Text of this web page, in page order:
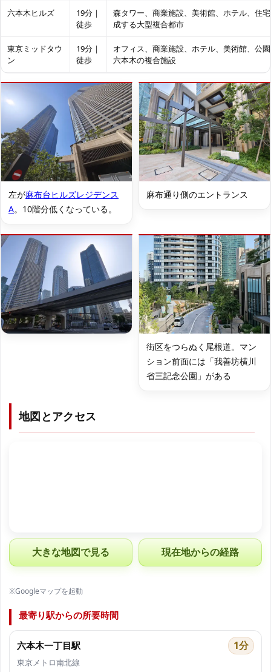
六本木ヒルズ
19分｜
徒歩
森タワー、商業施設、美術館、ホテル、住
成する大型複合都市
東京ミッドタウ
ン
19分｜
徒歩
オフィス、商業施設、ホテル、美術館、公
六本木の複合施設
左が麻布台ヒルズレジデンス
A。10階分低くなっている。
麻布通り側のエントランス
街区をつらぬく尾根道。マン
ション前面には「我善坊横川
省三記念公園」がある
地図とアクセス
大きな地図で見る 現在地からの経路
※Googleマップを起動
最寄り駅からの所要時間
六本木一丁目駅 1分
東京メトロ南北線